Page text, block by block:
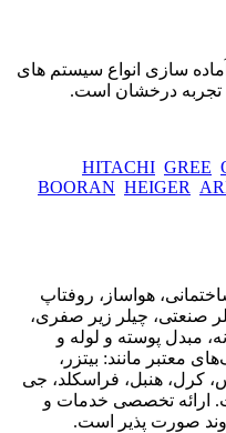
سازی انواع سیستم های
تجربه درخشان است.
HITACHI GREE
BOORAN HEIGER
هواساز، روفتاپ
صنعتی، چیلر زیر صفری،
مبدل پوسته و لوله و
معتبر مانند: بیتزر،
کرل، هنبل، فراسکلد، جی
ارائه تخصصی خدمات و
صورت پذیر است.